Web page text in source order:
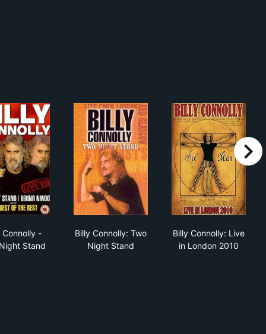
Connolly -
Stand
Billy Connolly: Two
Night Stand
Billy Connolly: Live
in London 2010
right